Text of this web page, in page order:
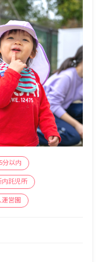
分以内
内託児所
営園